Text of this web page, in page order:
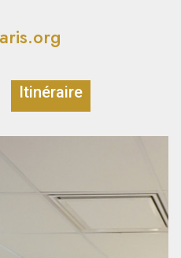
Itinéraire